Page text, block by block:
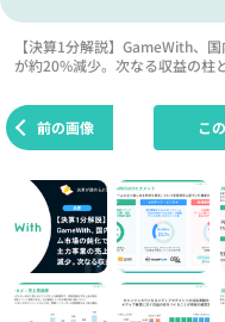
【決算1分解説】GameWith、
が約20%減少。次なる収益の柱
前の画像 こ